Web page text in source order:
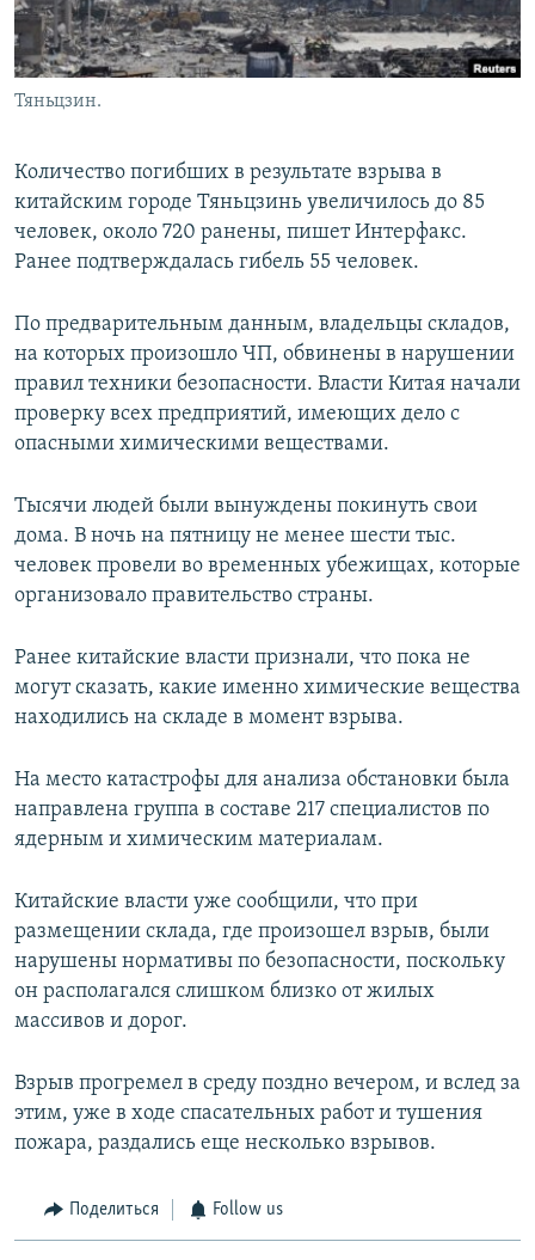
Тяньцзин.
Количество погибших в результате взрыва в
китайским городе Тяньцзинь увеличилось до 85
человек, около 720 ранены, пишет Интерфакс.
Ранее подтверждалась гибель 55 человек.
По предварительным данным, владельцы складов,
на которых произошло ЧП, обвинены в нарушении
правил техники безопасности. Власти Китая начали
проверку всех предприятий, имеющих дело с
опасными химическими веществами.
Тысячи людей были вынуждены покинуть свои
дома. В ночь на пятницу не менее шести тыс.
человек провели во временных убежищах, которые
организовало правительство страны.
Ранее китайские власти признали, что пока не
могут сказать, какие именно химические вещества
находились на складе в момент взрыва.
На место катастрофы для анализа обстановки была
направлена группа в составе 217 специалистов по
ядерным и химическим материалам.
Китайские власти уже сообщили, что при
размещении склада, где произошел взрыв, были
нарушены нормативы по безопасности, поскольку
он располагался слишком близко от жилых
массивов и дорог.
Взрыв прогремел в среду поздно вечером, и вслед за
этим, уже в ходе спасательных работ и тушения
пожара, раздались еще несколько взрывов.
Поделиться Follow us